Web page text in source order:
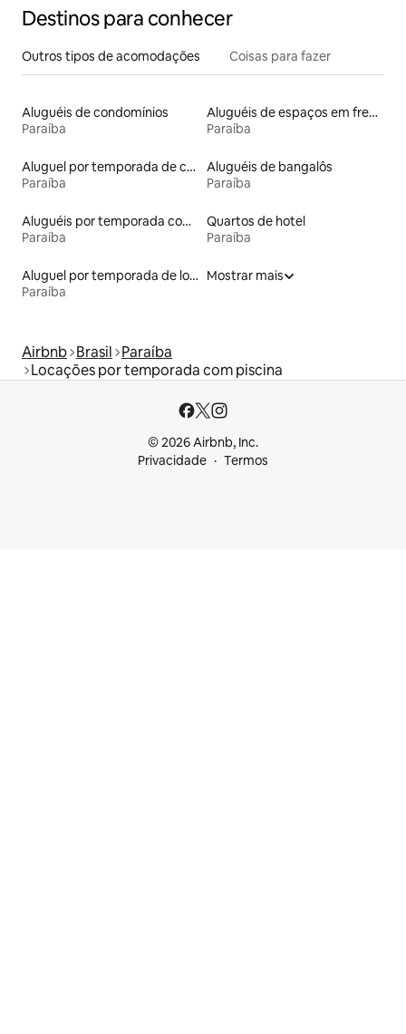
Destinos para conhecer
Outros tipos de acomodações Coisas para fazer
Aluguéis de condomínios
Paraíba
Aluguéis de espaços em frente à praia
Paraíba
Aluguel por temporada de casas de veraneio
Paraíba
Aluguéis de bangalôs
Paraíba
Aluguéis por temporada com suítes privativas
Paraíba
Quartos de hotel
Paraíba
Aluguel por temporada de lofts
Paraíba
Mostrar mais
Airbnb Brasil Paraíba
Locações por temporada com piscina
© 2026 Airbnb, Inc.
Privacidade
Termos